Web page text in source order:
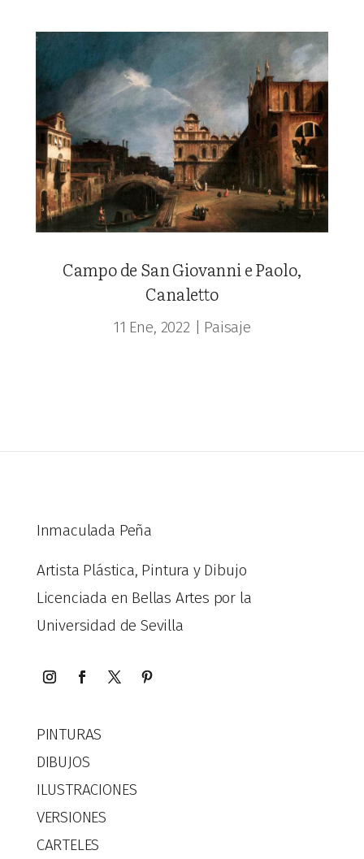
Campo de San Giovanni e Paolo,
Canaletto
11 Ene, 2022| Paisaje
Inmaculada Peña
Artista Plástica, Pintura y Dibujo
Licenciada en Bellas Artes por la
Universidad de Sevilla
PINTURAS
DIBUJOS
ILUSTRACIONES
VERSIONES
CARTELES